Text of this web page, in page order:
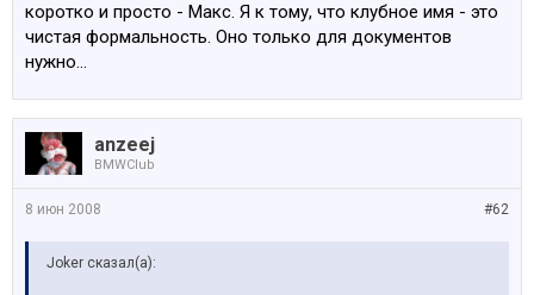
коротко и просто - Макс. Я к тому, что клубное имя - это
чистая формальность. Оно только для документов
нужно...
anzeej
BMWClub
#62
8 июн 2008
Joker сказал(а):